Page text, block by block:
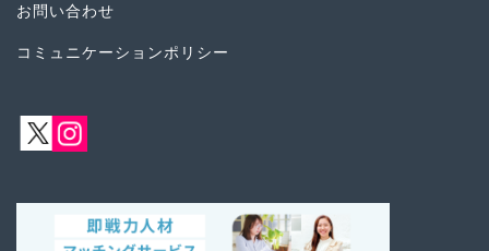
お問い合わせ
コミュニケーションポリシー